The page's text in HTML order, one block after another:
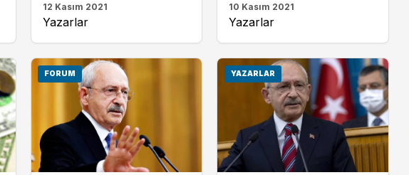
12 Kasım 2021
Yazarlar
10 Kasım 2021
Yazarlar
FORUM YAZARLAR